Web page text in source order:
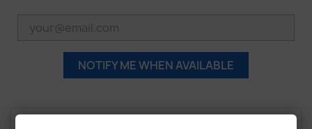
NOTIFY ME WHEN AVAILABLE